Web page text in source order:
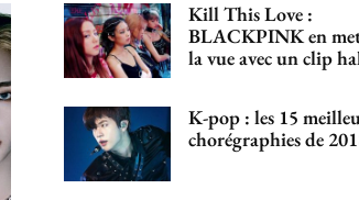
Kill This Love :
BLACKPINK en
la vue avec un clip
K-pop : les 15
chorégraphies de